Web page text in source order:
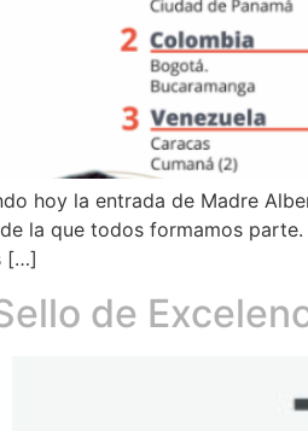
hoy la entrada de Madre
la que todos formamos
[…]
de